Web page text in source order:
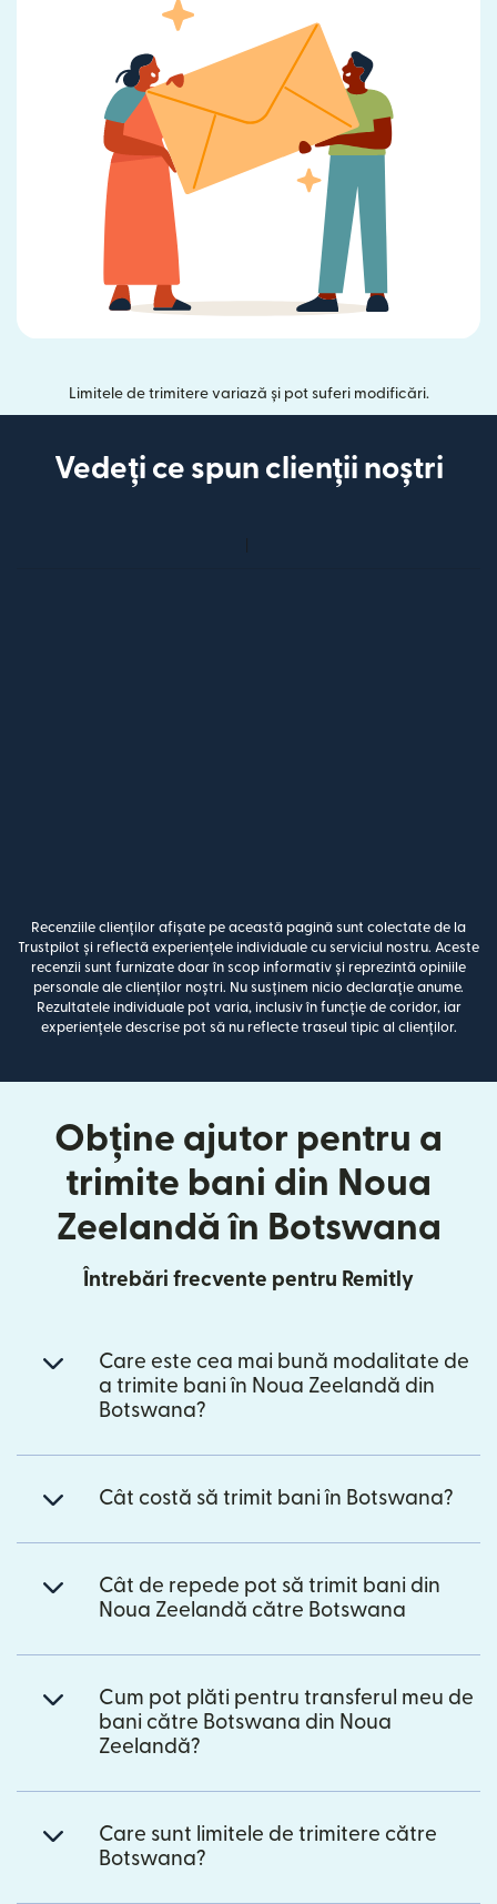
Limitele de trimitere variază și pot suferi modificări.
Vedeți ce spun clienții noștri
Recenziile clienților afișate pe această pagină sunt colectate de la
Trustpilot și reflectă experiențele individuale cu serviciul nostru. Aceste
recenzii sunt furnizate doar în scop informativ și reprezintă opiniile
personale ale clienților noștri. Nu susținem nicio declarație anume.
Rezultatele individuale pot varia, inclusiv în funcție de coridor, iar
experiențele descrise pot să nu reflecte traseul tipic al clienților.
Obține ajutor pentru a
trimite bani din Noua
Zeelandă în Botswana
Întrebări frecvente pentru Remitly
Care este cea mai bună modalitate de
a trimite bani în Noua Zeelandă din
Botswana?
Cât costă să trimit bani în Botswana?
Cât de repede pot să trimit bani din
Noua Zeelandă către Botswana
Cum pot plăti pentru transferul meu de
bani către Botswana din Noua
Zeelandă?
Care sunt limitele de trimitere către
Botswana?